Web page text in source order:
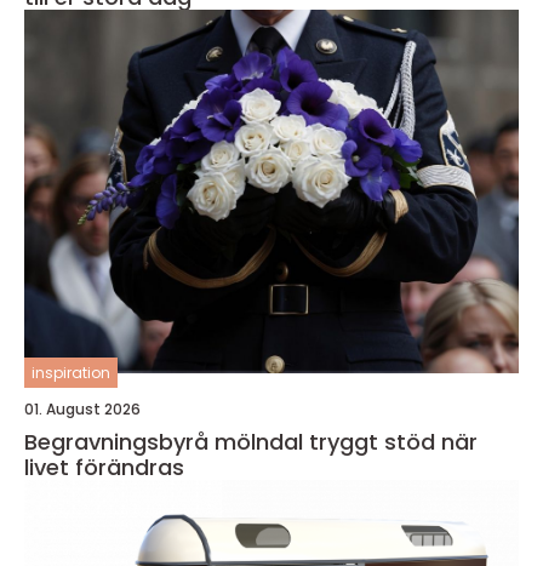
inspiration
01. August 2026
Begravningsbyrå mölndal tryggt stöd när
livet förändras